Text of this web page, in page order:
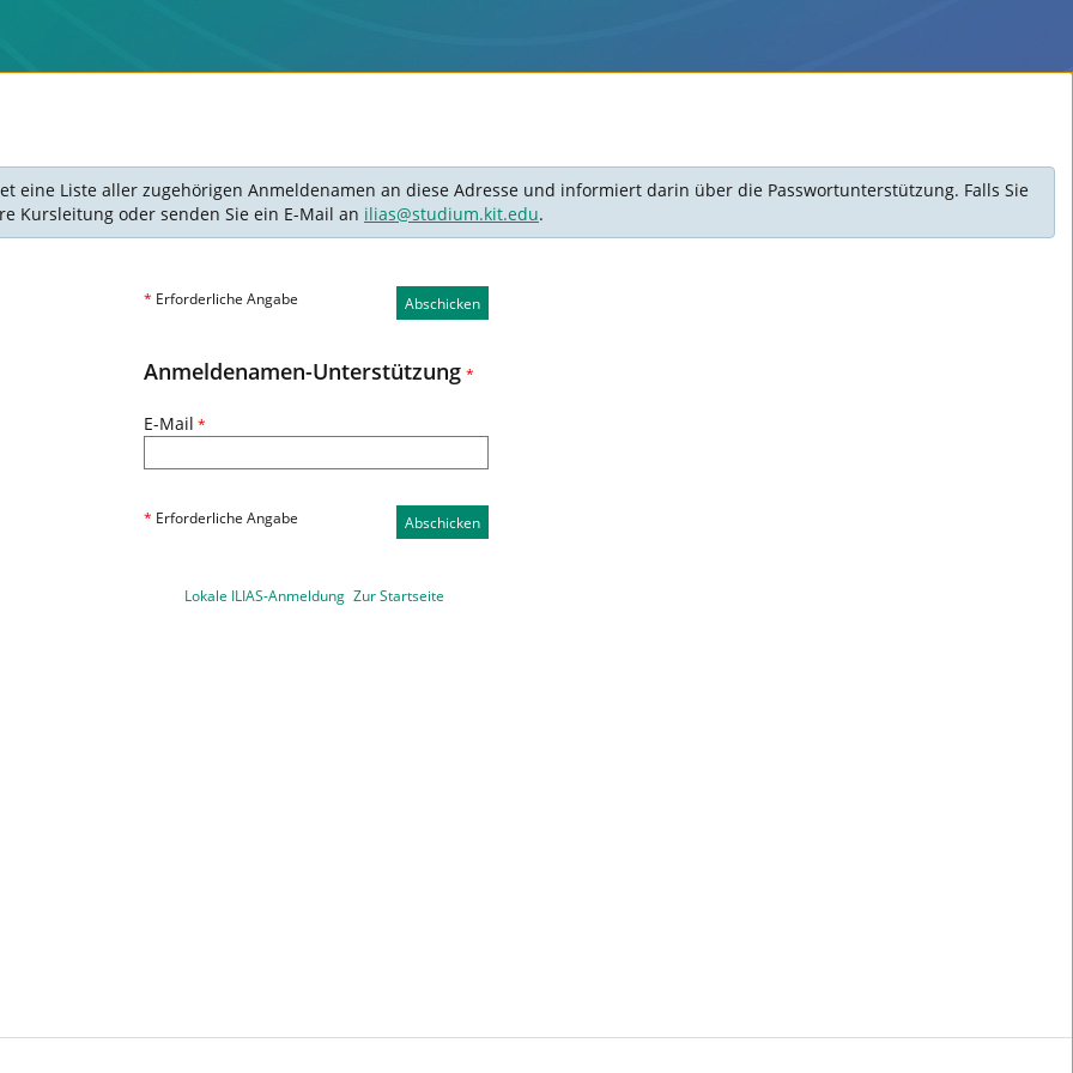
eine Liste aller zugehörigen Anmeldenamen an diese Adresse und informiert darin über die Passwortunterstützung. Falls Sie
Kursleitung oder senden Sie ein E-Mail an ilias@studium.kit.edu.
Abschicken
* Erforderliche Angabe
Anmeldenamen-Unterstützung *
E-Mail *
* Erforderliche Angabe Abschicken
Lokale ILIAS-Anmeldung Zur Startseite